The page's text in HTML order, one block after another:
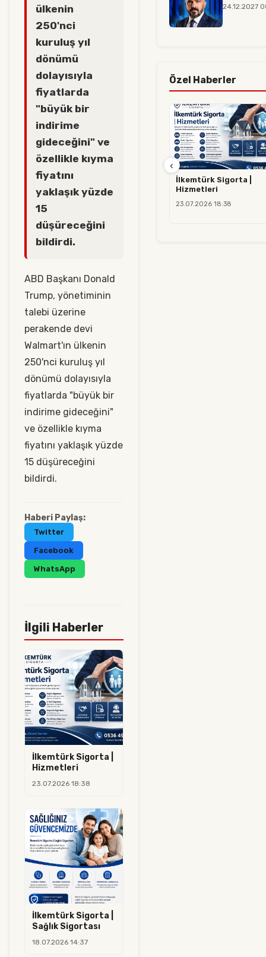
ülkenin
250'nci
kuruluş yıl
dönümü
dolayısıyla
fiyatlarda
"büyük bir
indirime
gideceğini" ve
özellikle kıyma
fiyatını
yaklaşık yüzde
15
düşüreceğini
bildirdi.
ABD Başkanı Donald
Trump, yönetiminin
talebi üzerine
perakende devi
Walmart'ın ülkenin
250'nci kuruluş yıl
dönümü dolayısıyla
fiyatlarda "büyük bir
indirime gideceğini"
ve özellikle kıyma
fiyatını yaklaşık yüzde
15 düşüreceğini
bildirdi.
Haberi Paylaş:
Twitter
Facebook
WhatsApp
İlgili Haberler
İlkemtürk Sigorta |
Hizmetleri
23.07.2026 18:38
İlkemtürk Sigorta |
Sağlık Sigortası
18.07.2026 14:37
24.12.2027
Özel Haberler
İlkemtürk Sigorta |
Hizmetleri
23.07.2026 18:38
‹